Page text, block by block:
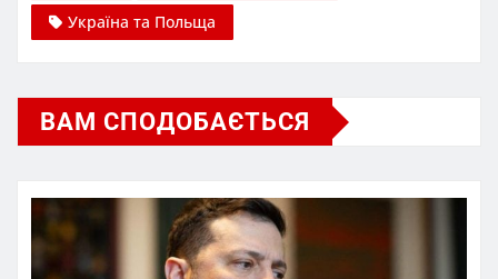
Україна та Польща
ВАМ СПОДОБАЄТЬСЯ